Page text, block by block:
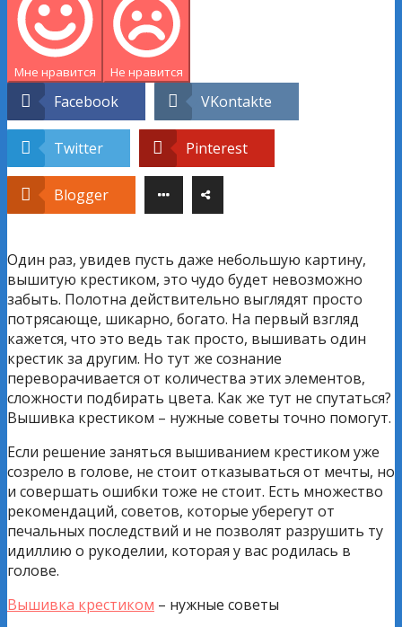
Мне нравится Не нравится
Facebook VKontakte
Twitter Pinterest
Blogger
Один раз, увидев пусть даже небольшую картину,
вышитую крестиком, это чудо будет невозможно
забыть. Полотна действительно выглядят просто
потрясающе, шикарно, богато. На первый взгляд
кажется, что это ведь так просто, вышивать один
крестик за другим. Но тут же сознание
переворачивается от количества этих элементов,
сложности подбирать цвета. Как же тут не спутаться?
Вышивка крестиком – нужные советы точно помогут.
Если решение заняться вышиванием крестиком уже
созрело в голове, не стоит отказываться от мечты, но
и совершать ошибки тоже не стоит. Есть множество
рекомендаций, советов, которые уберегут от
печальных последствий и не позволят разрушить ту
идиллию о рукоделии, которая у вас родилась в
голове.
Вышивка крестиком – нужные советы